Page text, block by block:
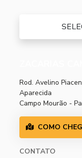
Rod. Avelino
Aparecida
Campo Mourão -
COMO
CONTATO